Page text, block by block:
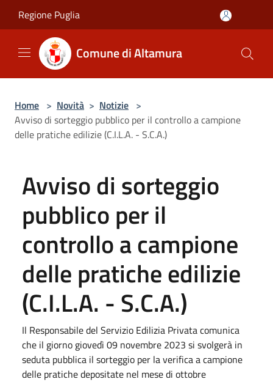
Regione Puglia
Comune di Altamura
Home > Novità > Notizie >
Avviso di sorteggio pubblico per il controllo a campione
delle pratiche edilizie (C.I.L.A. - S.C.A.)
Avviso di sorteggio
pubblico per il
controllo a campione
delle pratiche edilizie
(C.I.L.A. - S.C.A.)
Il Responsabile del Servizio Edilizia Privata comunica
che il giorno giovedì 09 novembre 2023 si svolgerà in
seduta pubblica il sorteggio per la verifica a campione
delle pratiche depositate nel mese di ottobre